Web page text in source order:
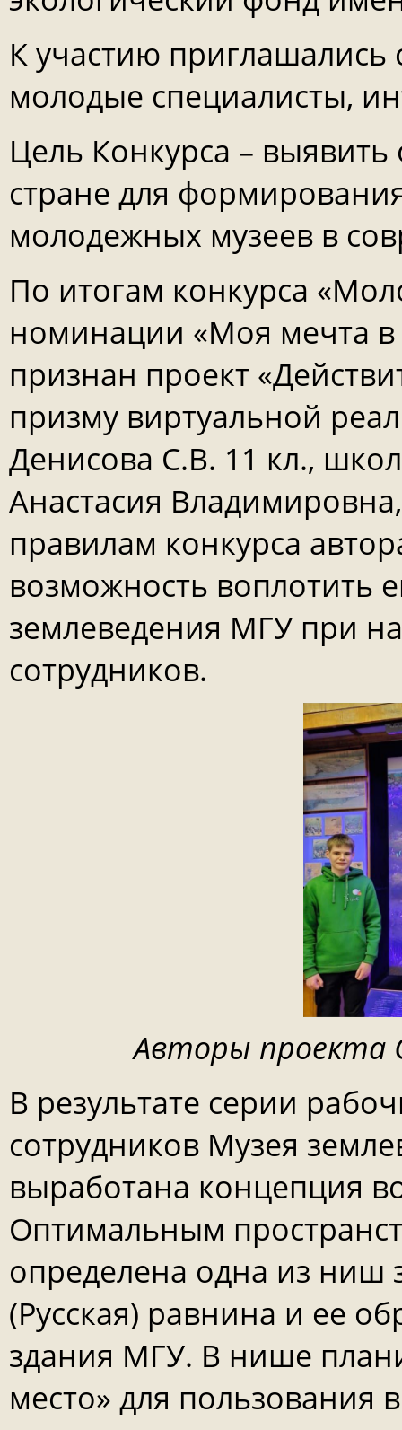
К участию приглашались
молодые специалисты,
Цель Конкурса –
стране для
молодежных музеев в
По итогам конкурса
номинации «Моя мечта в
признан проект
призму виртуальной
Денисова С.В. 11 кл.,
Анастасия
правилам конкурса
возможность воплотить
землеведения МГУ при
сотрудников.
Авторы проекта
В результате серии
сотрудников Музея
выработана концепция
Оптимальным
определена одна из ниш
(Русская) равнина и ее
здания МГУ. В нише
место» для